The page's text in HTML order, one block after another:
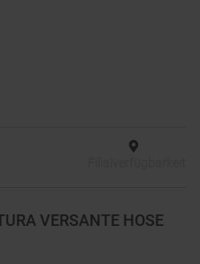
VERSANTE HOSE